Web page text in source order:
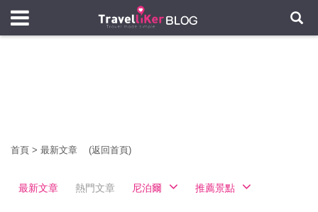
首頁 > 最新文章 (返回首頁)
最新文章 熱門文章 尼泊爾 推薦景點